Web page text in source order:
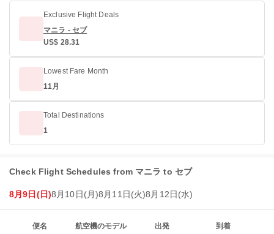
Exclusive Flight Deals
マニラ - セブ
US$ 28.31
Lowest Fare Month
11月
Total Destinations
1
Check Flight Schedules from マニラ to セブ
8月9日(日)8月10日(月)8月11日(火)8月12日(水)
便名 航空機のモデル 出発 到着